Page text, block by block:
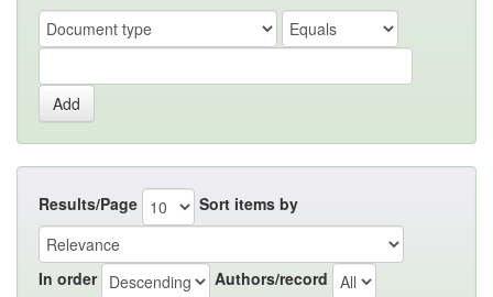
Results/Page Sort items by
In order Authors/record